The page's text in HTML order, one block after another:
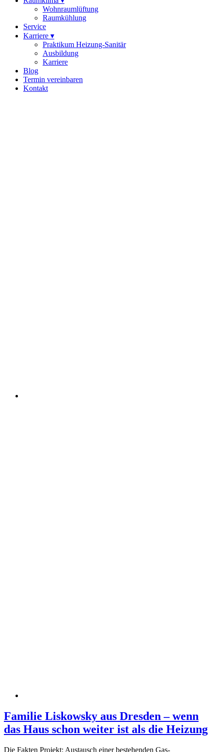
Wohnraumlüftung
Raumkühlung
Service
Karriere ▾
Praktikum Heizung-Sanitär
Ausbildung
Karriere
Blog
Termin vereinbaren
Kontakt
Familie Liskowsky aus Dresden – wenn
das Haus schon weiter ist als die Heizung
Die Fakten Projekt: Austausch einer bestehenden Gas-